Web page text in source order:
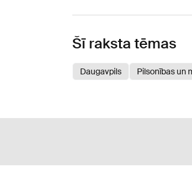
Šī raksta tēmas
Daugavpils Pilsonības un